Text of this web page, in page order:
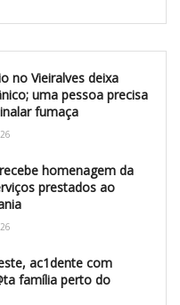
no Vieiralves deixa
uma pessoa precisa
fumaça
homenagem da
prestados ao
ac1dente com
família perto do